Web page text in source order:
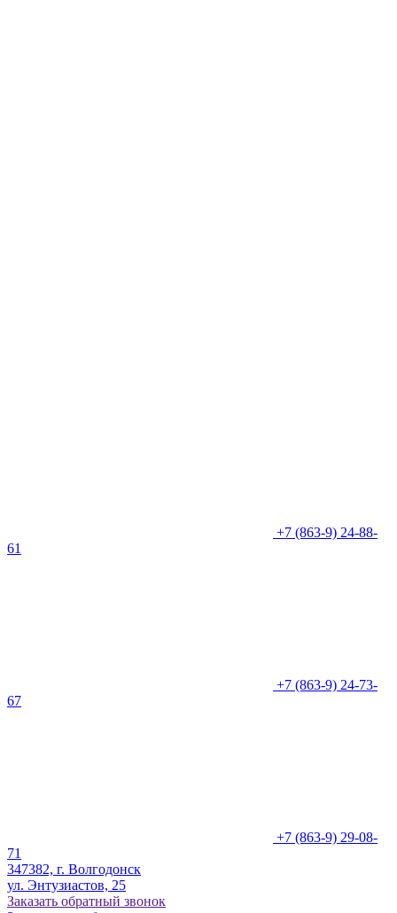
+7 (863-9) 24-88-
61
+7 (863-9) 24-73-
67
+7 (863-9) 29-08-
71
347382, г. Волгодонск
ул. Энтузиастов, 25
Заказать обратный звонок